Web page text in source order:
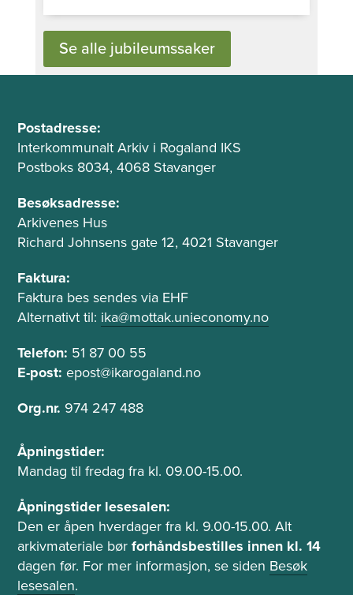
Se alle jubileumssaker
A
d
r
s
s
e
g
t
e
e
f
n
Postadresse:
Interkommunalt Arkiv i Rogaland IKS
Postboks 8034, 4068 Stavanger
Besøksadresse:
Arkivenes Hus
Richard Johnsens gate 12, 4021 Stavanger
Faktura:
Faktura bes sendes via EHF
Alternativt til: ika@mottak.unieconomy.no
Telefon: 51 87 00 55
E-post: epost@ikarogaland.no
Org.nr. 974 247 488
Å
p
i
n
g
s
t
Åpningstider:
Mandag til fredag fra kl. 09.00-15.00.
Åpningstider lesesalen:
Den er åpen hverdager fra kl. 9.00-15.00. Alt
arkivmateriale børforhåndsbestilles innen kl. 14
dagen før. For mer informasjon, se siden Besøk
lesesalen.